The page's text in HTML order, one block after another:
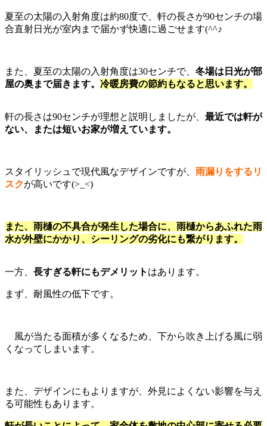
夏至の太陽の入射角度は約80度で、軒の長さが90センチの場
合直射日光が室内まで届かず快適に過ごせます(^^♪
また、夏至の太陽の入射角度は30センチで、 冬場は日光が部
屋の奥まで届きます。 冷暖房費の節約もなると思います。
軒の長さは90センチが理想と説明しましたが、 最近では軒が
ない、または短いお家が増えています。
スタイリッシュで現代風なデザインですが、 雨漏りをするリ
スクが高いです(>_<)
また、雨樋の不具合が発生した場合に、雨樋からあふれた雨
水が外壁にかかり、シーリングの劣化にも繋がります。
一方、 長すぎる軒にもデメリット はあります。
まず、耐風性の低下です。
風が当たる面積が多くなるため、下から吹き上げる風に弱
くなってしまいます。
また、デザインにもよりますが、外見によくない影響を与え
る可能性もあります。